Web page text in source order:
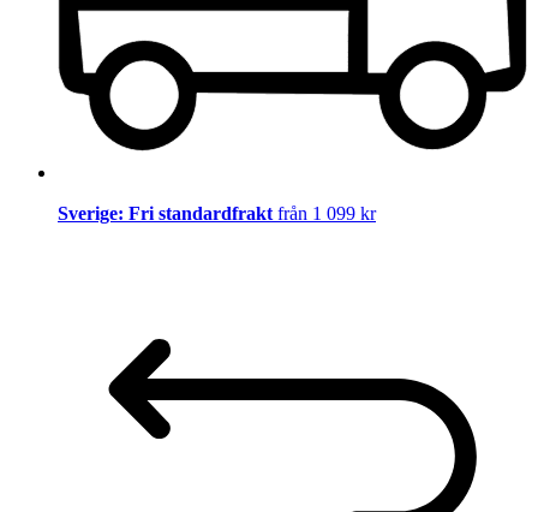
Sverige: Fri standardfrakt från 1 099 kr